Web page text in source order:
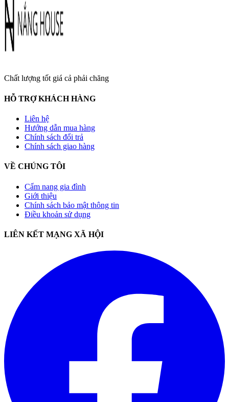
Chất lượng tốt giá cả phải chăng
HỖ TRỢ KHÁCH HÀNG
Liên hệ
Hướng dẫn mua hàng
Chính sách đổi trả
Chính sách giao hàng
VỀ CHÚNG TÔI
Cẩm nang gia đình
Giới thiệu
Chính sách bảo mật thông tin
Điều khoản sử dụng
LIÊN KẾT MẠNG XÃ HỘI